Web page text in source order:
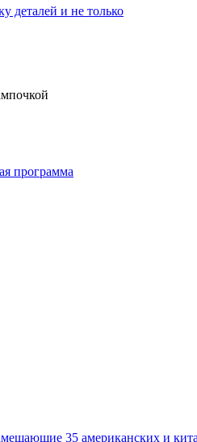
деталей и не только
программа
35 американских и